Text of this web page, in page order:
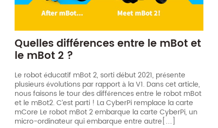
Quelles différences entre le mBot et
le mBot 2 ?
Le robot éducatif mBot 2, sorti début 2021, présente
plusieurs évolutions par rapport à la V1. Dans cet article,
nous faisons le tour des différences entre le robot mBot
et le mBot2. C’est parti ! La CyberPi remplace la carte
mCore Le robot mBot 2 embarque la carte CyberPi, un
micro-ordinateur qui embarque entre autre[…]